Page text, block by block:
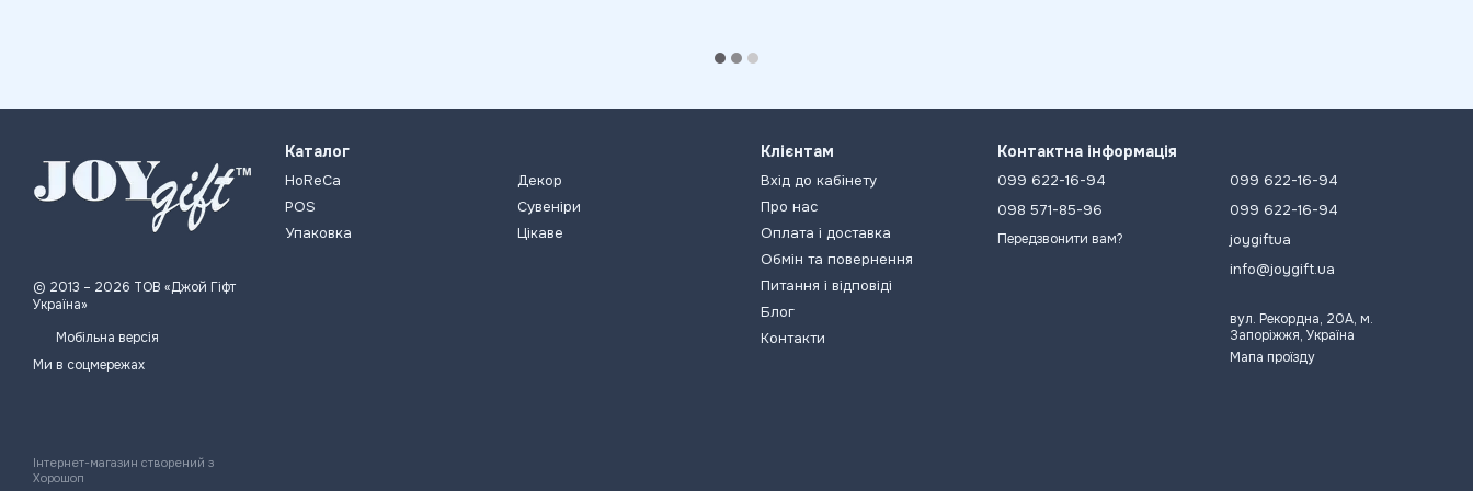
© 2013 – 2026 ТОВ «Джой Гіфт
Україна»
Мобільна версія
Ми в соцмережах
Інтернет-магазин створений з
Хорошоп
Каталог
HoReCa
POS
Упаковка
Декор
Сувеніри
Цікаве
Клієнтам
Вхід до кабінету
Про нас
Оплата і доставка
Обмін та повернення
Питання і відповіді
Блог
Контакти
Контактна інформація
099 622-16-94
098 571-85-96
Передзвонити вам?
099 622-16-94
099 622-16-94
joygiftua
info@joygift.ua
вул. Рекордна, 20А, м.
Запоріжжя, Україна
Мапа проїзду